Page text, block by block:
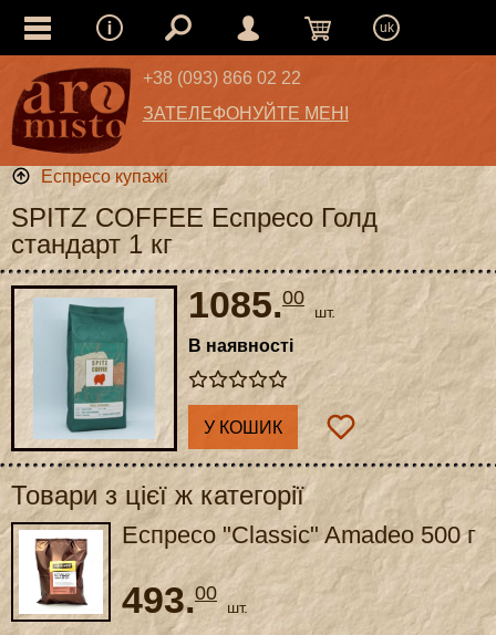
uk
+38 (093) 866 02 22
ЗАТЕЛЕФОНУЙТЕ МЕНІ
Еспресо купажі
SPITZ COFFEE Еспресо Голд
стандарт 1 кг
1085.00
шт.
В наявності
У КОШИК
Товари з цієї ж категорії
Еспресо "Classic" Amadeo 500 г
493.00
шт.